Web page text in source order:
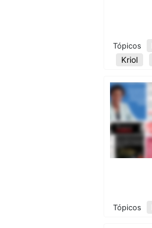
Tópicos
Kriol
Tópicos